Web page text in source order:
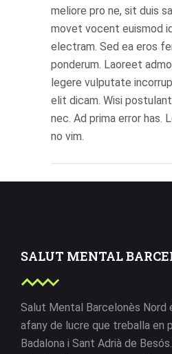
meliore pro ne, sit duis
movet vocent euismod
electram. Sed ea eros
ponderum. Laoreet
legere vulputate
elit dicam. Wisi
nec. Ad prima error has.
no vim.
SALUT MENTAL
Salut Mental Barcelonès Nord
afany de lucre que treballa en
Badalona i Sant Adrià de